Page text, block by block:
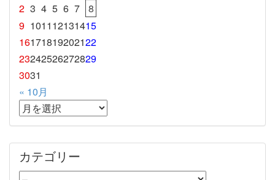
2 3 4 5 6 7
8
9 101112131415
16171819202122
23242526272829
3031
« 10月
カテゴリー